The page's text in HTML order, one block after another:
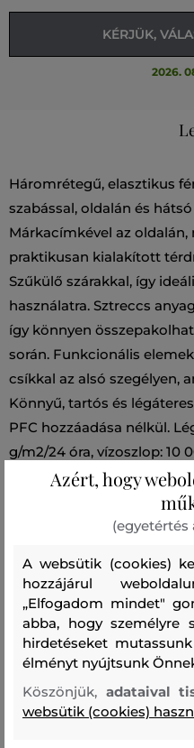
KÉRJÜK,
2026.
Háromrétegű, elasztikus
szabással, oldalán és
Márkacímkével az
praktikusan kialakított
Szűkülő szárakkal, így
használatra. Sztreccs
így könnyen
során. Funkcionális
csíkkal az alsó szegélyen,
Könnyű, tartós és
PFC hozzáadása nélkül.
g/m2/24 óra, vízoszlop: 10
darab, amelyet az egész
csak kerékpározás közben.
hátoldal
100 %
Azért, hogy
(egyetértés
A websütik (cookies)
hozzájárul
„Elfogadom mindet"
abba, hogy személyre
hirdetéseket
élményt nyújtsunk
Köszönjük, adataival
websütik (cookies)